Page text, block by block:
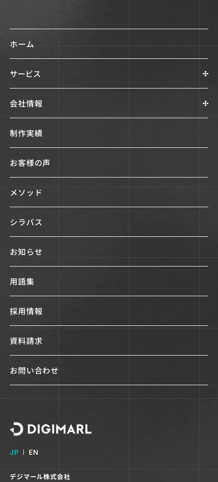
ホーム
サービス
会社情報
制作実績
お客様の声
メソッド
シラバス
お知らせ
用語集
採用情報
資料請求
お問い合わせ
JP EN
デジマール株式会社